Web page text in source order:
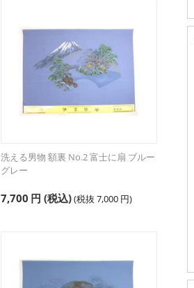
洗える男物 額裏 No.2 富士に扇 ブルー
グレー
7,700 円 (税込)(税抜 7,000 円)